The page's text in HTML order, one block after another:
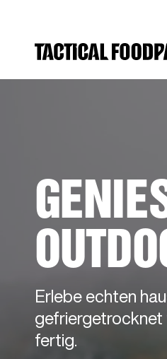
Erlebe echten
gefriergetrocknet
fertig.